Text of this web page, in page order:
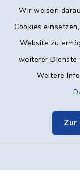
Wir weisen
Cookies
Website zu
weiterer Dienste
Weitere
Zur